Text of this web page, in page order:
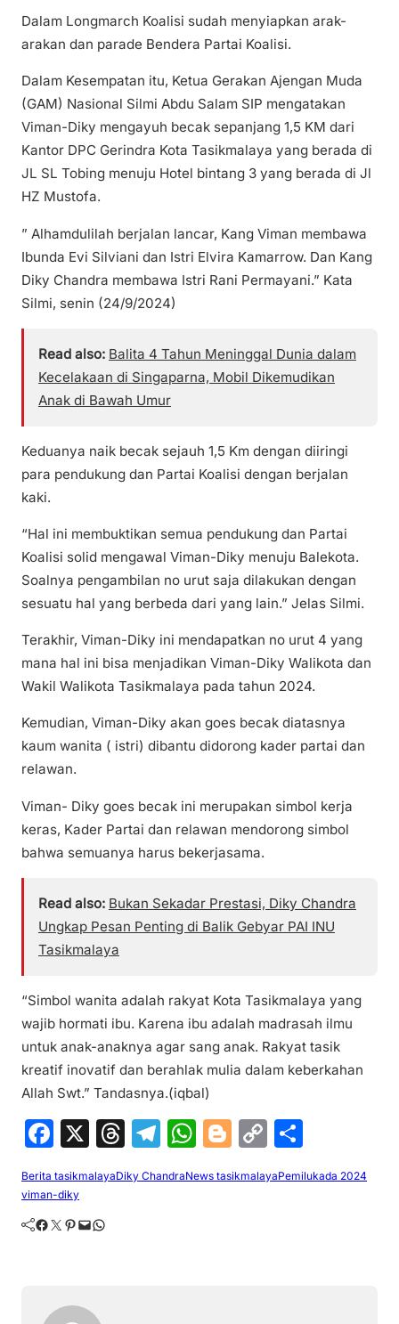
Dalam Longmarch Koalisi sudah menyiapkan arak-
arakan dan parade Bendera Partai Koalisi.
Dalam Kesempatan itu, Ketua Gerakan Ajengan Muda
(GAM) Nasional Silmi Abdu Salam SIP mengatakan
Viman-Diky mengayuh becak sepanjang 1,5 KM dari
Kantor DPC Gerindra Kota Tasikmalaya yang berada di
JL SL Tobing menuju Hotel bintang 3 yang berada di Jl
HZ Mustofa.
” Alhamdulilah berjalan lancar, Kang Viman membawa
Ibunda Evi Silviani dan Istri Elvira Kamarrow. Dan Kang
Diky Chandra membawa Istri Rani Permayani.” Kata
Silmi, senin (24/9/2024)
Read also: Balita 4 Tahun Meninggal Dunia dalam
Kecelakaan di Singaparna, Mobil Dikemudikan
Anak di Bawah Umur
Keduanya naik becak sejauh 1,5 Km dengan diiringi
para pendukung dan Partai Koalisi dengan berjalan
kaki.
“Hal ini membuktikan semua pendukung dan Partai
Koalisi solid mengawal Viman-Diky menuju Balekota.
Soalnya pengambilan no urut saja dilakukan dengan
sesuatu hal yang berbeda dari yang lain.” Jelas Silmi.
Terakhir, Viman-Diky ini mendapatkan no urut 4 yang
mana hal ini bisa menjadikan Viman-Diky Walikota dan
Wakil Walikota Tasikmalaya pada tahun 2024.
Kemudian, Viman-Diky akan goes becak diatasnya
kaum wanita ( istri) dibantu didorong kader partai dan
relawan.
Viman- Diky goes becak ini merupakan simbol kerja
keras, Kader Partai dan relawan mendorong simbol
bahwa semuanya harus bekerjasama.
Read also: Bukan Sekadar Prestasi, Diky Chandra
Ungkap Pesan Penting di Balik Gebyar PAI INU
Tasikmalaya
“Simbol wanita adalah rakyat Kota Tasikmalaya yang
wajib hormati ibu. Karena ibu adalah madrasah ilmu
untuk anak-anaknya agar sang anak. Rakyat tasik
kreatif inovatif dan berahlak mulia dalam keberkahan
Allah Swt.” Tandasnya.(iqbal)
F
c
e
o
X
T
e
T
e
W
at
Bl
g
C
p ar
Berita tasikmalayaDiky ChandraNews tasikmalayaPemilukada 2024
viman-diky
Facebook Twitter Pinterest Mail WhatsApp